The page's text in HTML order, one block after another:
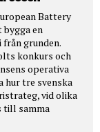
Battery
en
grunden.
konkurs och
operativa
hur tre svenska
vid olika
till samma